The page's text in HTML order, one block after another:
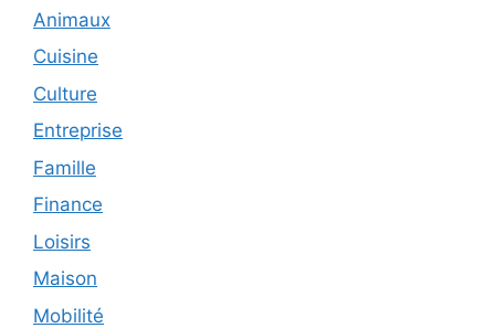
Animaux
Cuisine
Culture
Entreprise
Famille
Finance
Loisirs
Maison
Mobilité